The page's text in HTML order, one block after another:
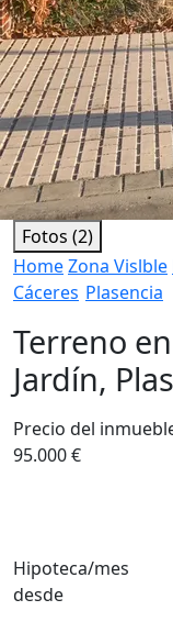
Fotos (2)
HomeZona Vislble
Cáceres Plasencia
Terreno
Jardín,
Precio del
95.000 €
Hipoteca/mes
desde